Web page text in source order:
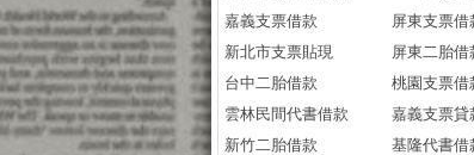
嘉義支票借款
屏東支票借
新北市支票貼現
屏東二胎借
台中二胎借款
桃園支票借
雲林民間代書借款
嘉義支票貸
新竹二胎借款
基隆代書借